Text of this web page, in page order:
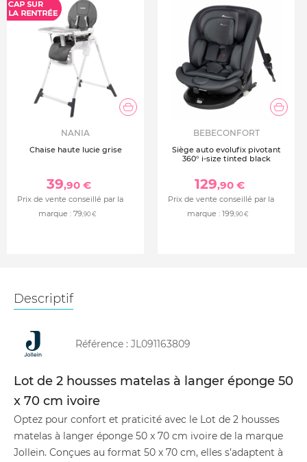
NANIA
Chaise haute lucie grise
39,90 €
Prix de vente conseillé par la
marque : 79,90 €
BEBECONFORT
Siège auto evolufix pivotant
360° i-size tinted black
129,90 €
Prix de vente conseillé par la
marque : 199,90 €
Descriptif
Référence : JL091163809
Lot de 2 housses matelas à langer éponge 50
x 70 cm ivoire
Optez pour confort et praticité avec le Lot de 2 housses
matelas à langer éponge 50 x 70 cm ivoire de la marque
Jollein. Conçues au format 50 x 70 cm, elles s’adaptent à